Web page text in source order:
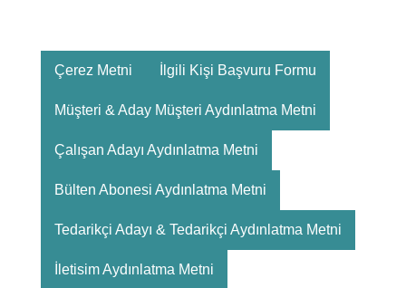
Çerez Metni İlgili Kişi Başvuru Formu
Müşteri & Aday Müşteri Aydınlatma Metni
Çalışan Adayı Aydınlatma Metni
Bülten Abonesi Aydınlatma Metni
Tedarikçi Adayı & Tedarikçi Aydınlatma Metni
İletisim Aydınlatma Metni